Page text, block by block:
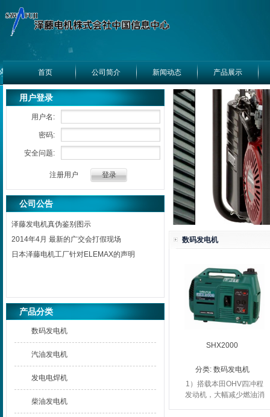
首页 公司简介 新闻动态 产品展示
数码发电机
SHX2000
分类: 数码发电机
1）搭载本田OHV四冲程
发动机，大幅减少燃油消
用户登录
用户名:
密码:
安全问题:
注册用户
公司公告
泽藤发电机真伪鉴别图示
2014年4月 最新的广交会打假现场
日本泽藤电机工厂针对ELEMAX的声明
产品分类
数码发电机
汽油发电机
发电电焊机
柴油发电机